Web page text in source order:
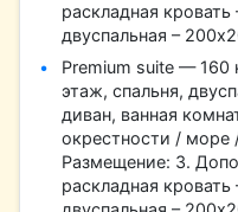
раскладная
двуспальная –
Premium suite — 160
этаж, спальня,
диван, ванная
окрестности / море
Размещение: 3.
раскладная